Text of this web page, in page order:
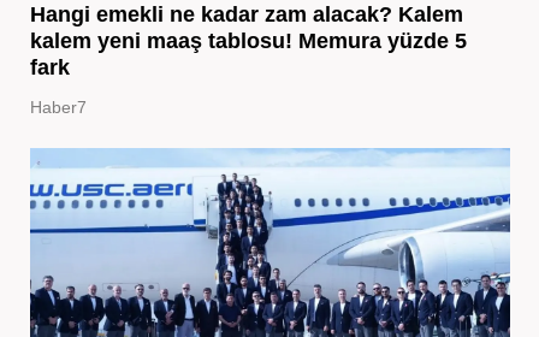
Hangi emekli ne kadar zam alacak? Kalem
kalem yeni maaş tablosu! Memura yüzde 5
fark
Haber7